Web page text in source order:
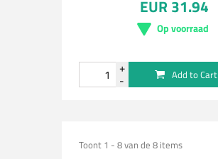
EUR 31.94
Op voorraad
Add to Cart
Toont 1 - 8 van de 8 items